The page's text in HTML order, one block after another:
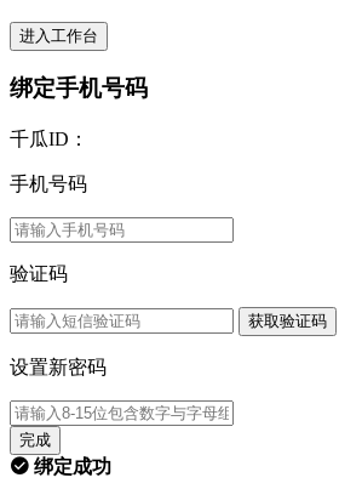
进入工作台
绑定手机号码
千瓜ID：
手机号码
验证码
获取验证码
设置新密码
完成
绑定成功